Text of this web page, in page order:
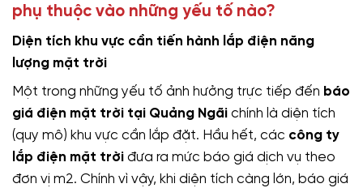
phụ thuộc vào những yếu tố nào?
Diện tích khu vực cần tiến hành lắp điện năng
lượng mặt trời
Một trong những yếu tố ảnh hưởng trực tiếp đến báo
giá điện mặt trời tại Quảng Ngãi chính là diện tích
(quy mô) khu vực cần lắp đặt. Hầu hết, các công ty
lắp điện mặt trời đưa ra mức báo giá dịch vụ theo
đơn vị m2. Chính vì vậy, khi diện tích càng lớn, báo giá